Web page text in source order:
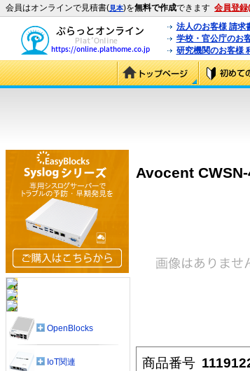
会員はオンラインで見積書(見本)を無料で作成できます 会員登録
法人のお客様 請求
学校・官公庁のお
研究機関のお客様
Avocent
商品番号
OpenBlocks
IoT関連